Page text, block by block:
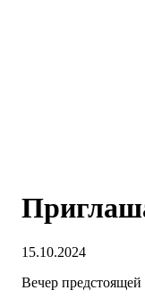
15.10.2024
Вечер